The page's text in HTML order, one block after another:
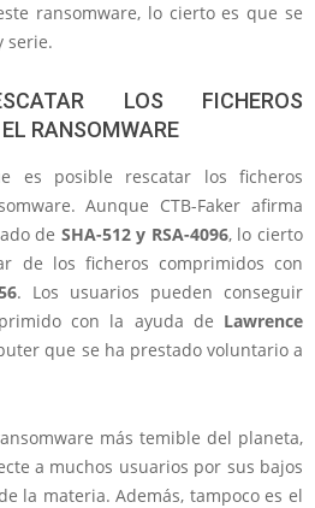
ransomware, lo cierto es que se
serie.
LOS FICHEROS
RANSOMWARE
es posible rescatar los ficheros
Aunque CTB-Faker afirma
de SHA-512 y RSA-4096, lo cierto
de los ficheros comprimidos con
. Los usuarios pueden conseguir
con la ayuda de Lawrence
que se ha prestado voluntario a
más temible del planeta,
a muchos usuarios por sus bajos
la materia. Además, tampoco es el